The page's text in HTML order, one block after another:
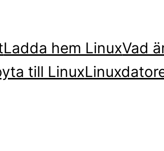
Ladda hem LinuxVad
till Linux